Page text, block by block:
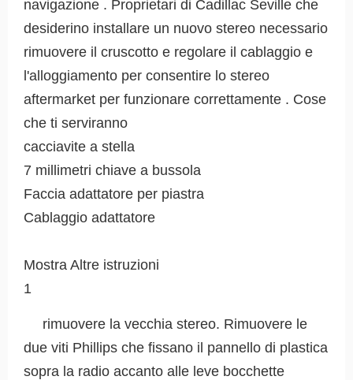
navigazione . Proprietari di Cadillac Seville che
desiderino installare un nuovo stereo necessario
rimuovere il cruscotto e regolare il cablaggio e
l'alloggiamento per consentire lo stereo
aftermarket per funzionare correttamente . Cose
che ti serviranno
cacciavite a stella
7 millimetri chiave a bussola
Faccia adattatore per piastra
Cablaggio adattatore
Mostra Altre istruzioni
1
rimuovere la vecchia stereo. Rimuovere le
due viti Phillips che fissano il pannello di plastica
sopra la radio accanto alle leve bocchette